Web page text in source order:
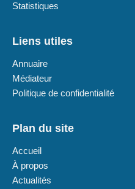
Statistiques
Liens utiles
Annuaire
Médiateur
Politique de confidentialité
Plan du site
Accueil
À propos
Actualités